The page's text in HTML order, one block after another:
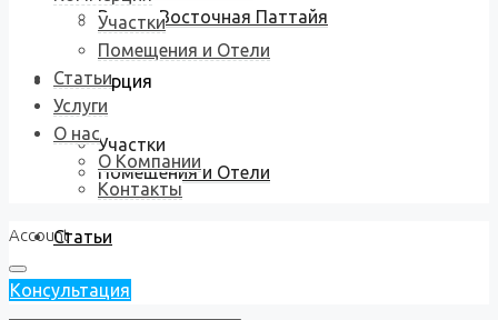
Виллы Восточная Паттайя
Коммерция
Участки
Помещения и Отели
Статьи
Участки
Помещения и Отели
Статьи
Услуги
О нас
О Компании
Контакты
Account
Консультация